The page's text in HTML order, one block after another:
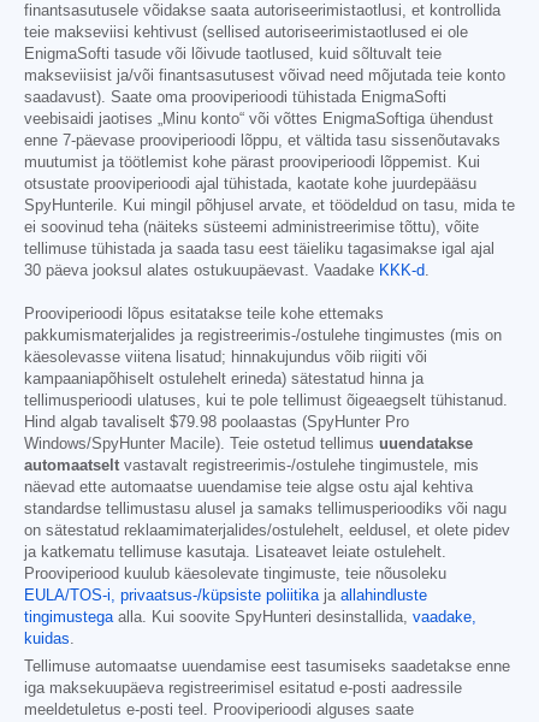
finantsasutusele võidakse saata autoriseerimistaotlusi, et kontrollida
teie makseviisi kehtivust (sellised autoriseerimistaotlused ei ole
EnigmaSofti tasude või lõivude taotlused, kuid sõltuvalt teie
makseviisist ja/või finantsasutusest võivad need mõjutada teie konto
saadavust). Saate oma prooviperioodi tühistada EnigmaSofti
veebisaidi jaotises „Minu konto“ või võttes EnigmaSoftiga ühendust
enne 7-päevase prooviperioodi lõppu, et vältida tasu sissenõutavaks
muutumist ja töötlemist kohe pärast prooviperioodi lõppemist. Kui
otsustate prooviperioodi ajal tühistada, kaotate kohe juurdepääsu
SpyHunterile. Kui mingil põhjusel arvate, et töödeldud on tasu, mida te
ei soovinud teha (näiteks süsteemi administreerimise tõttu), võite
tellimuse tühistada ja saada tasu eest täieliku tagasimakse igal ajal
30 päeva jooksul alates ostukuupäevast. Vaadake KKK-d.
Prooviperioodi lõpus esitatakse teile kohe ettemaks
pakkumismaterjalides ja registreerimis-/ostulehe tingimustes (mis on
käesolevasse viitena lisatud; hinnakujundus võib riigiti või
kampaaniapõhiselt ostulehelt erineda) sätestatud hinna ja
tellimusperioodi ulatuses, kui te pole tellimust õigeaegselt tühistanud.
Hind algab tavaliselt $79.98 poolaastas (SpyHunter Pro
Windows/SpyHunter Macile). Teie ostetud tellimus uuendatakse
automaatselt vastavalt registreerimis-/ostulehe tingimustele, mis
näevad ette automaatse uuendamise teie algse ostu ajal kehtiva
standardse tellimustasu alusel ja samaks tellimusperioodiks või nagu
on sätestatud reklaamimaterjalides/ostulehelt, eeldusel, et olete pidev
ja katkematu tellimuse kasutaja. Lisateavet leiate ostulehelt.
Prooviperiood kuulub käesolevate tingimuste, teie nõusoleku
EULA/TOS-i, privaatsus-/küpsiste poliitikaja allahindluste
tingimustegaalla. Kui soovite SpyHunteri desinstallida, vaadake,
kuidas.
Tellimuse automaatse uuendamise eest tasumiseks saadetakse enne
iga maksekuupäeva registreerimisel esitatud e-posti aadressile
meeldetuletus e-posti teel. Prooviperioodi alguses saate